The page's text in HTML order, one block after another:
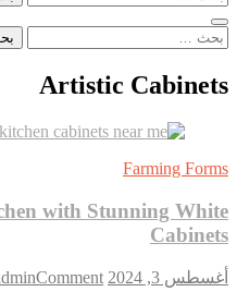
البحث
Artistic Cabinets
Farming Forms
with Stunning White
Cabinets
أغسطس 3, 2024 Comment